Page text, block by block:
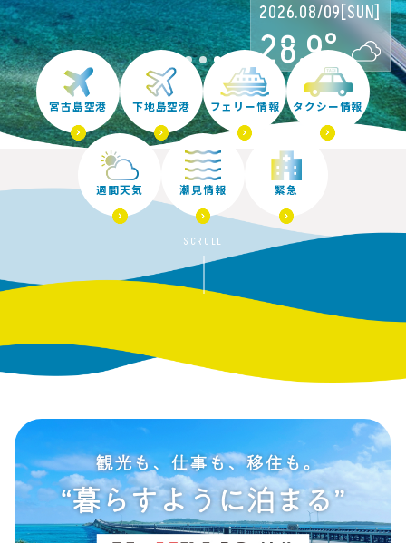
2026.08/09[SUN]
28.9°
宮古島空港 下地島空港 フェリー情報 タクシー情報
週間天気 潮見情報 緊急
SCROLL